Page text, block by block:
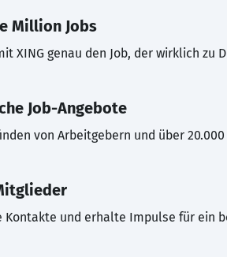
Million Jobs
XING genau den Job, der wirklich zu
Job-Angebote
von Arbeitgebern und über
Kontakte und erhalte Impulse für ein